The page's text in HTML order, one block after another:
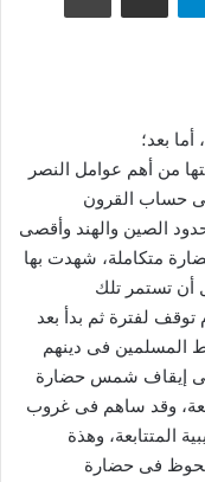
بعد؛
من أهم عوامل النصر
حساب القرون
الصين والهند وأقصى
متكاملة، شهدت بها
أن تستمر تلك
لفترة ثم بدأ بعد
المسلمين فى دينهم
إلى إيقاف شمس حضارة
وقد ساهم فى غروب
المتتابعة، وهذة
فى حضارة